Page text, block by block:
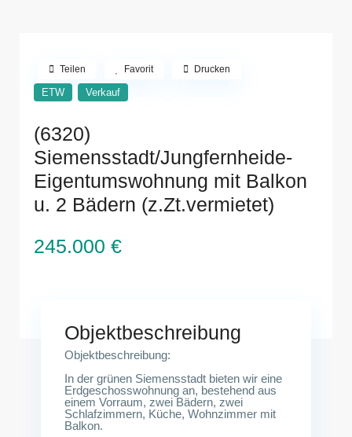
ETW Verkauf
(6320)
Siemensstadt/Jungfernheide-
Eigentumswohnung mit Balkon
u. 2 Bädern (z.Zt.vermietet)
245.000 €
Teilen Favorit Drucken
Objektbeschreibung
Objektbeschreibung:
In der grünen Siemensstadt bieten wir eine
Erdgeschosswohnung an, bestehend aus
einem Vorraum, zwei Bädern, zwei
Schlafzimmern, Küche, Wohnzimmer mit
Balkon.